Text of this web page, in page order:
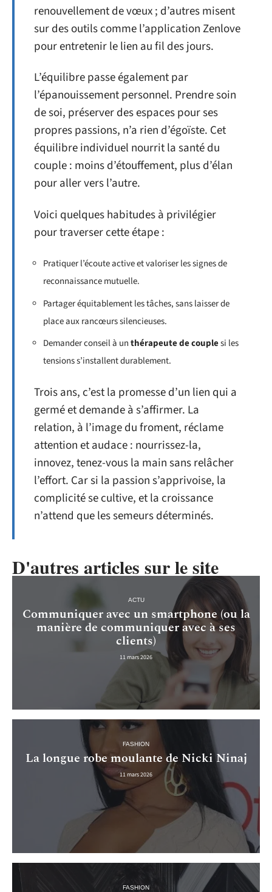
renouvellement de vœux ; d’autres misent
sur des outils comme l’application Zenlove
pour entretenir le lien au fil des jours.
L’équilibre passe également par
l’épanouissement personnel. Prendre soin
de soi, préserver des espaces pour ses
propres passions, n’a rien d’égoïste. Cet
équilibre individuel nourrit la santé du
couple : moins d’étouffement, plus d’élan
pour aller vers l’autre.
Voici quelques habitudes à privilégier
pour traverser cette étape :
Pratiquer l’écoute active et valoriser les signes de
reconnaissance mutuelle.
Partager équitablement les tâches, sans laisser de
place aux rancœurs silencieuses.
Demander conseil à unthérapeute de couplesi les
tensions s’installent durablement.
Trois ans, c’est la promesse d’un lien qui a
germé et demande à s’affirmer. La
relation, à l’image du froment, réclame
attention et audace : nourrissez-la,
innovez, tenez-vous la main sans relâcher
l’effort. Car si la passion s’apprivoise, la
complicité se cultive, et la croissance
n’attend que les semeurs déterminés.
D'autres articles sur le site
ACTU
Communiquer avec un smartphone (ou la
manière de communiquer avec à ses
clients)
11 mars 2026
FASHION
La longue robe moulante de Nicki Ninaj
11 mars 2026
FASHION